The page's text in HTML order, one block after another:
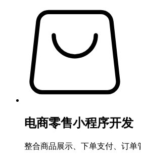
电商零售小程序开发
整合商品展示、下单支付、订